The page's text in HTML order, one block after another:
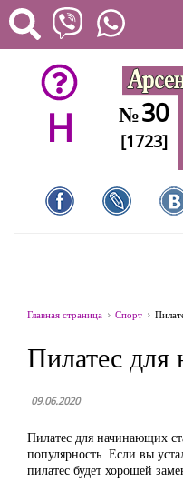
H №30
[1723]
Главная страница Спорт
Пилатес
09.06.2020
Пилатес для начинающих
популярность. Если вы
пилатес будет хорошей